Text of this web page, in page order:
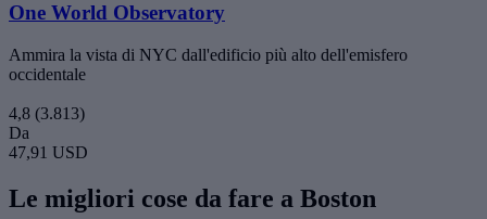
One World Observatory
Ammira la vista di NYC dall'edificio più alto dell'emisfero
occidentale
4,8 (3.813)
Da
47,91 USD
Le migliori cose da fare a Boston